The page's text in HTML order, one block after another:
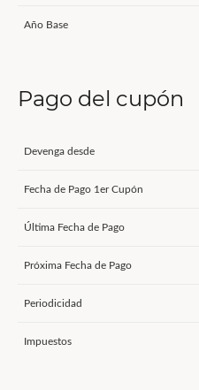
Año Base
Pago del cupón
Devenga desde
Fecha de Pago 1er Cupón
Última Fecha de Pago
Próxima Fecha de Pago
Periodicidad
Impuestos